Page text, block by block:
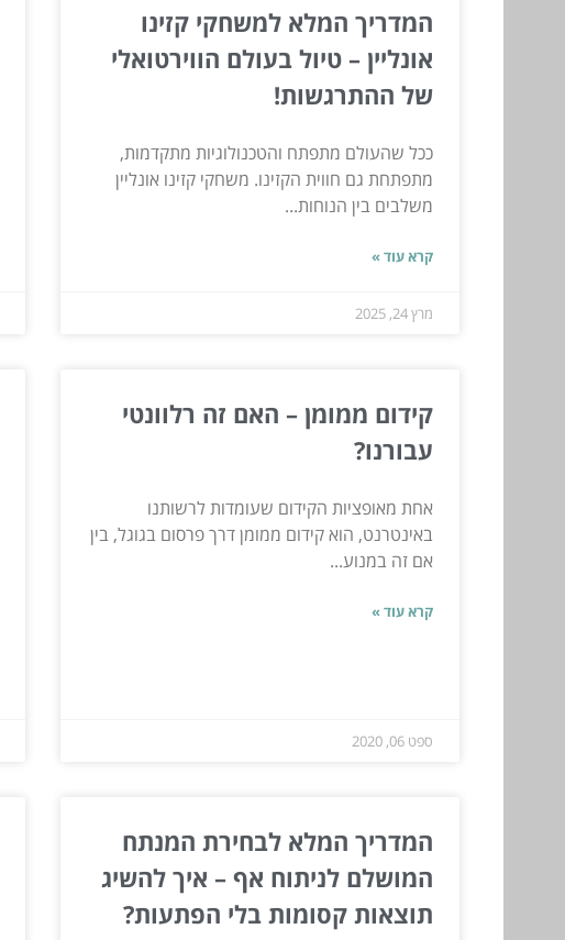
המדריך המלא למשחקי קזינו
אונליין – טיול בעולם הווירטואלי
של ההתרגשות!
ככל שהעולם מתפתח והטכנולוגיות מתקדמות,
מתפתחת גם חווית הקזינו. משחקי קזינו אונליין
משלבים בין הנוחות...
קרא עוד »
מרץ 24, 2025
קידום ממומן – האם זה רלוונטי
עבורנו?
אחת מאופציות הקידום שעומדות לרשותנו
באינטרנט, הוא קידום ממומן דרך פרסום בגוגל, בין
אם זה במנוע...
קרא עוד »
ספט 06, 2020
המדריך המלא לבחירת המנתח
המושלם לניתוח אף – איך להשיג
תוצאות קסומות בלי הפתעות?